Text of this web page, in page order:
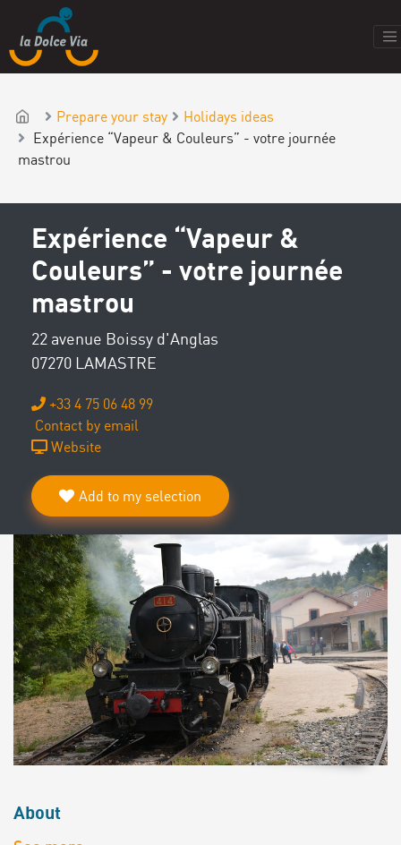
Prepare your stay
Holidays ideas
Expérience “Vapeur & Couleurs” - votre journée
mastrou
Expérience “Vapeur &
Couleurs” - votre journée
mastrou
22 avenue Boissy d'Anglas
07270 LAMASTRE
+33 4 75 06 48 99
Contact by email
Website
Add to my selection
About